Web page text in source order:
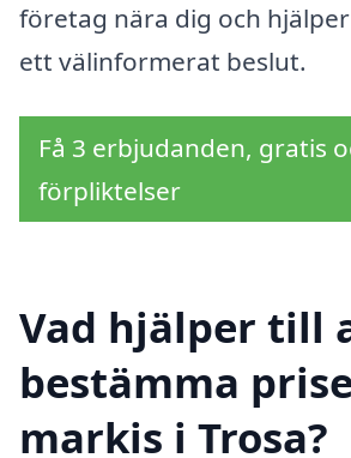
företag nära dig och
ett välinformerat beslut.
Få 3 erbjudanden, gratis
förpliktelser
Vad hjälper till
bestämma
markis i Trosa?